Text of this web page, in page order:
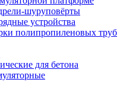
шуруповёрты
устройства
полипропиленовых труб
для бетона